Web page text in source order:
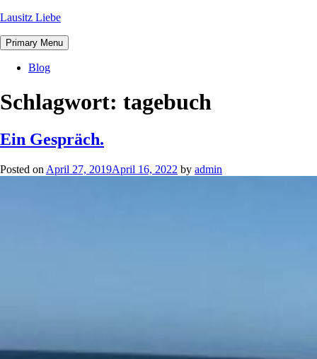
Lausitz Liebe
Primary Menu
Blog
Schlagwort: tagebuch
Ein Gespräch.
Posted on April 27, 2019April 16, 2022 by admin